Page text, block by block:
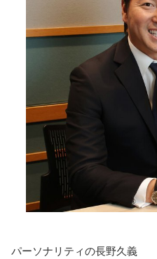
パーソナリティの長野久義